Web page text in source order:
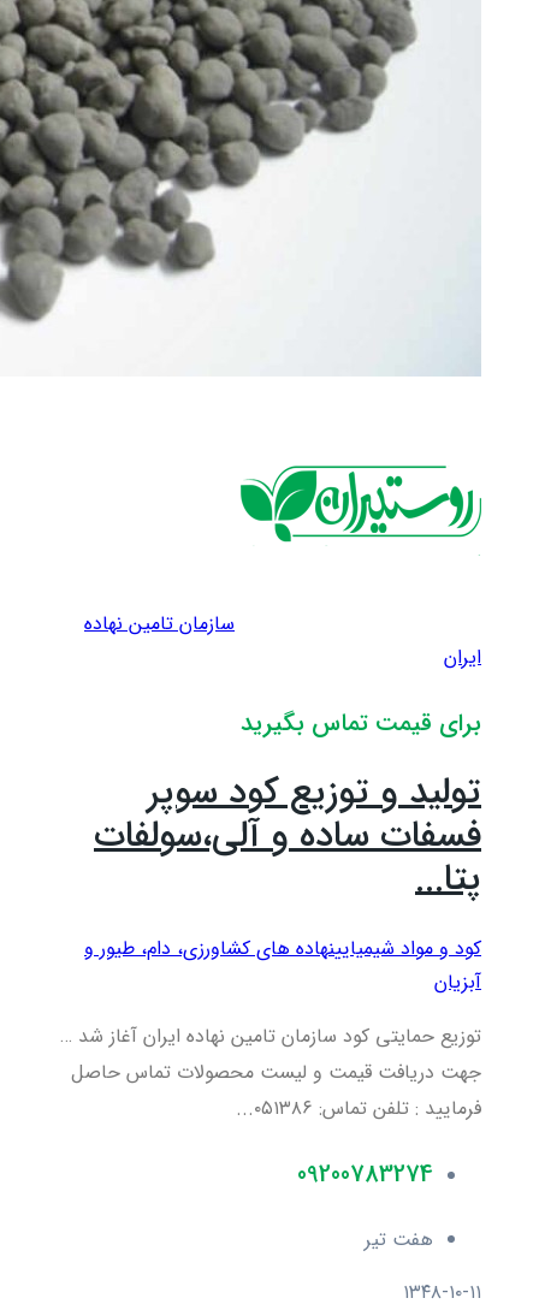
سازمان تامین نهاده
ایران
برای قیمت تماس بگیرید
تولید و توزیع کود سوپر
فسفات ساده و آلی،سولفات
پتا...
کود و مواد شیمیایینهاده های کشاورزی، دام، طيور و
آبزيان
توزیع حمایتی کود سازمان تامین نهاده ایران آغاز شد …
جهت دریافت قیمت و لیست محصولات تماس حاصل
فرمایید : تلفن تماس: ۰۵۱۳۸۶...
09200783274
هفت تیر
۱۳۴۸-۱۰-۱۱